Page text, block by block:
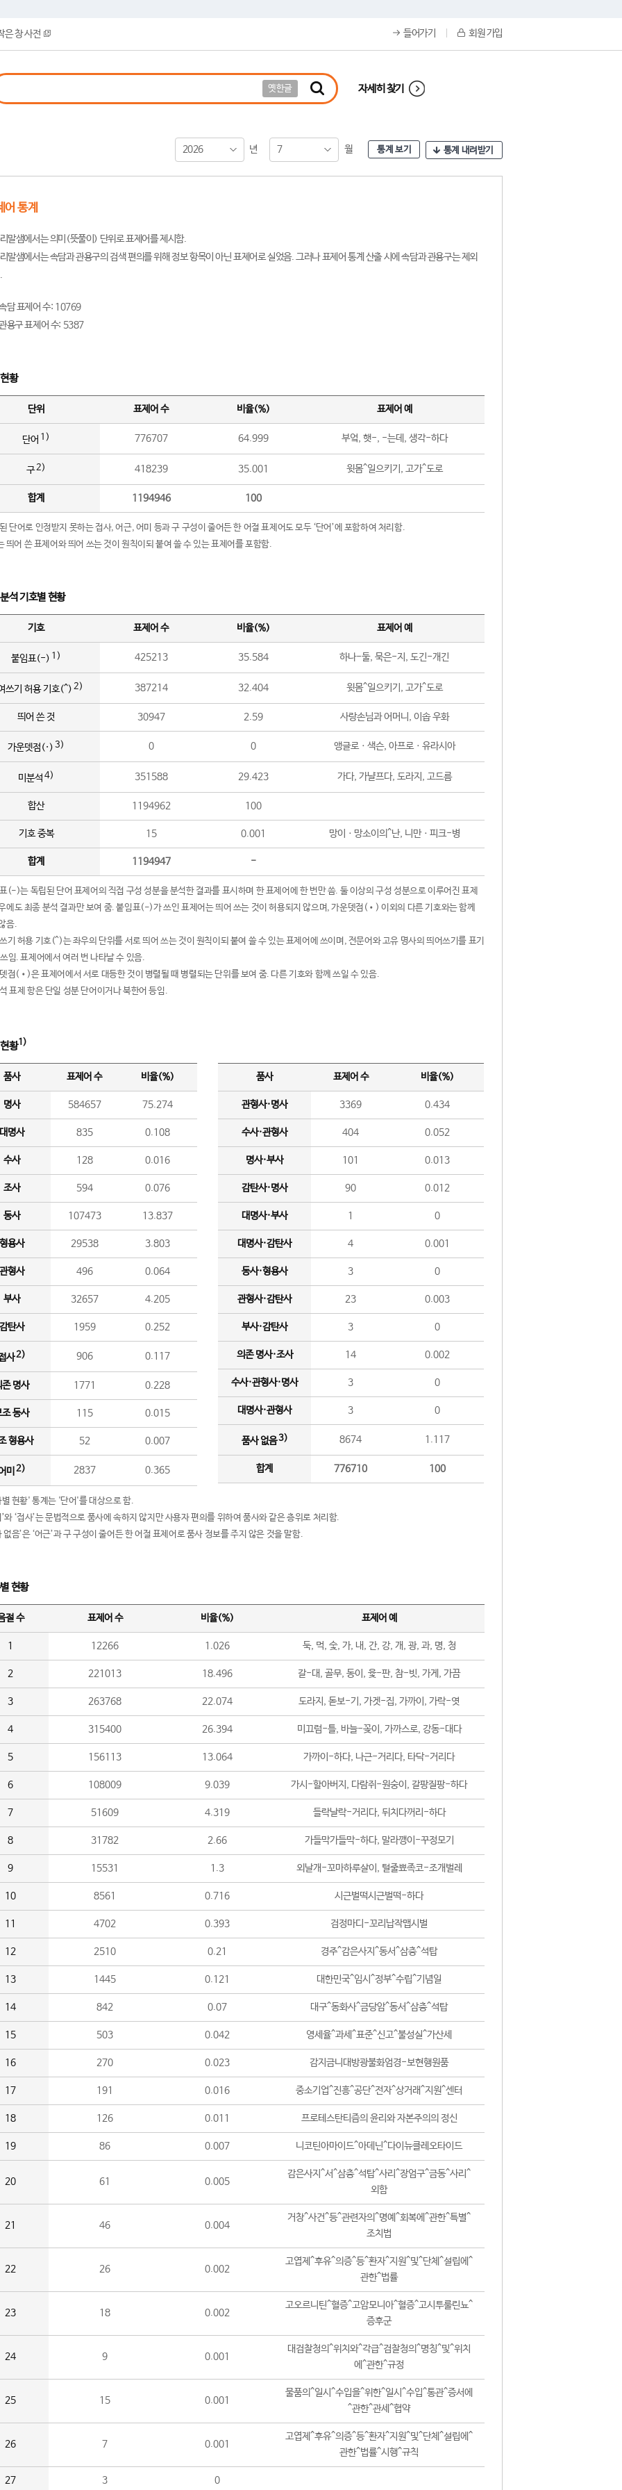
은 창 사전 들어가기 회원 가입
옛한글 자세히 찾기
2026 년 7 월 통계 보기 통계 내려받기
어 통계
말샘에서는 의미(뜻풀이) 단위로 표제어를 제시함.
말샘에서는 속담과 관용구의 검색 편의를 위해 정보 항목이 아닌 표제어로 실었음. 그러나 표제어 통계 산출 시에 속담과 관용구는 제외
담 표제어 수: 10769
용구 표제어 수: 5387
황
단위 표제어 수 비율(%) 표제어 예
단어 1) 776707 64.999 부엌, 햇-, -는데, 생각-하다
구2) 418239 35.001 윗몸^일으키기, 고가^도로
합계 1194946 100
단어로 인정받지 못하는 접사, 어근, 어미 등과 구 구성이 줄어든 한 어절 표제어도 모두 ‘단어’에 포함하여 처리함.
띄어 쓴 표제어와 띄어 쓰는 것이 원칙이되 붙여 쓸 수 있는 표제어를 포함함.
석 기호별 현황
기호 표제어 수 비율(%) 표제어 예
붙임표(-) 1) 425213 35.584 하나-둘, 묵은-지, 도긴-개긴
쓰기 허용 기호(^) 2) 387214 32.404 윗몸^일으키기, 고가^도로
띄어 쓴 것 30947 2.59 사랑손님과 어머니, 이솝 우화
가운뎃점(·) 3) 0 0 앵글로ㆍ색슨, 아프로ㆍ유라시아
미분석 4) 351588 29.423 가다, 가냘프다, 도라지, 고드름
합산 1194962 100
기호 중복 15 0.001 망이ㆍ망소이의^난, 니만ㆍ피크-병
합계 1194947 -
(-)는 독립된 단어 표제어의 직접 구성 성분을 분석한 결과를 표시하며 한 표제어에 한 번만 씀. 둘 이상의 구성 성분으로 이루어진 표제
에도 최종 분석 결과만 보여 줌. 붙임표(-)가 쓰인 표제어는 띄어 쓰는 것이 허용되지 않으며, 가운뎃점(•) 이외의 다른 기호와는 함께
음.
기 허용 기호(^)는 좌우의 단위를 서로 띄어 쓰는 것이 원칙이되 붙여 쓸 수 있는 표제어에 쓰이며, 전문어와 고유 명사의 띄어쓰기를 표기
임. 표제어에서 여러 번 나타날 수 있음.
점(•)은 표제어에서 서로 대등한 것이 병렬될 때 병렬되는 단위를 보여 줌. 다른 기호와 함께 쓰일 수 있음.
표제 항은 단일 성분 단어이거나 북한어 등임.
황1)
품사 표제어 수 비율(%)
명사 584657 75.274
명사 835 0.108
수사 128 0.016
조사 594 0.076
동사 107473 13.837
용사 29538 3.803
형사 496 0.064
부사 32657 4.205
탄사 1959 0.252
사2) 906 0.117
존 명사 1771 0.228
조 동사 115 0.015
형용사 52 0.007
미 2) 2837 0.365
품사 표제어 수 비율(%)
관형사·명사 3369 0.434
수사·관형사 404 0.052
명사·부사 101 0.013
감탄사·명사 90 0.012
대명사·부사 1 0
대명사·감탄사 4 0.001
동사·형용사 3 0
관형사·감탄사 23 0.003
부사·감탄사 3 0
의존 명사·조사 14 0.002
수사·관형사·명사 3 0
대명사·관형사 3 0
품사 없음3) 8674 1.117
합계 776710 100
현황' 통계는 '단어'를 대상으로 함.
와 ‘접사’는 문법적으로 품사에 속하지 않지만 사용자 편의를 위하여 품사와 같은 층위로 처리함.
없음’은 ‘어근’과 구 구성이 줄어든 한 어절 표제어로 품사 정보를 주지 않은 것을 말함.
현황
절 수 표제어 수 비율(%) 표제어 예
1 12266 1.026 둑, 먹, 숯, 가, 내, 간, 강, 개, 광, 과, 명, 청
2 221013 18.496 갈-대, 골무, 동이, 윷-판, 참-빗, 가게, 가끔
3 263768 22.074 도라지, 돋보-기, 가겟-집, 가까이, 가락-엿
4 315400 26.394 미끄럼-틀, 바늘-꽂이, 가까스로, 강동-대다
5 156113 13.064 가까이-하다, 나근-거리다, 타닥-거리다
6 108009 9.039 가시-할아버지, 다람쥐-원숭이, 갈팡질팡-하다
7 51609 4.319 들락날락-거리다, 뒤치다꺼리-하다
8 31782 2.66 가들막가들막-하다, 말라깽이-꾸정모기
9 15531 1.3 외날개-꼬마하루살이, 털줄뾰족코-조개벌레
10 8561 0.716 시근벌떡시근벌떡-하다
11 4702 0.393 검정마디-꼬리납작맵시벌
12 2510 0.21 경주^감은사지^동서^삼층^석탑
13 1445 0.121 대한민국^임시^정부^수립^기념일
14 842 0.07 대구^동화사^금당암^동서^삼층^석탑
15 503 0.042 영세율^과세^표준^신고^불성실^가산세
16 270 0.023 감지금니대방광불화엄경-보현행원품
17 191 0.016 중소기업^진흥^공단^전자^상거래^지원^센터
18 126 0.011 프로테스탄티즘의 윤리와 자본주의의 정신
19 86 0.007 니코틴아마이드^아데닌^다이뉴클레오타이드
20 61 0.005
감은사지^서^삼층^석탑^사리^장엄구^금동^사리^
외함
21 46 0.004
거창^사건^등^관련자의^명예^회복에^관한^특별^
조치법
22 26 0.002
고엽제^후유^의증^등^환자^지원^및^단체^설립에^
관한^법률
23 18 0.002
고오르니틴^혈증^고암모니아^혈증^고시투룰린뇨^
증후군
24 9 0.001
대검찰청의^위치와^각급^검찰청의^명칭^및^위치
에^관한^규정
25 15 0.001
물품의^일시^수입을^위한^일시^수입^통관^증서에
^관한^관세^협약
26 7 0.001
고엽제^후유^의증^등^환자^지원^및^단체^설립에^
관한^법률^시행^규칙
27 3 0